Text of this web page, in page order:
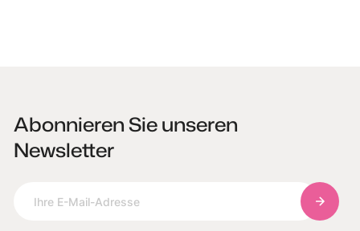
Abonnieren Sie unseren
Newsletter